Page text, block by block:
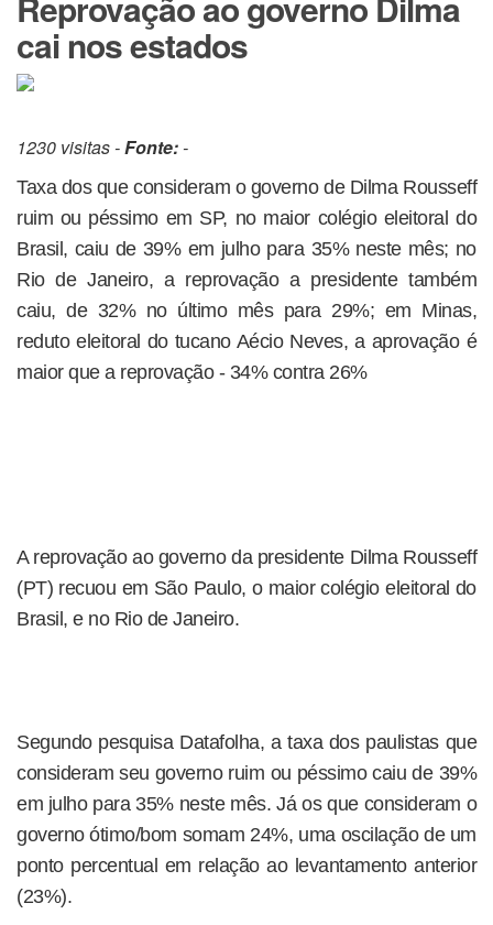
cai nos estados
1230 visitas -Fonte:-
Taxa dos que consideram o governo de Dilma Rousseff
ruim ou péssimo em SP, no maior colégio eleitoral do
Brasil, caiu de 39% em julho para 35% neste mês; no
Rio de Janeiro, a reprovação a presidente também
caiu, de 32% no último mês para 29%; em Minas,
reduto eleitoral do tucano Aécio Neves, a aprovação é
maior que a reprovação - 34% contra 26%
A reprovação ao governo da presidente Dilma Rousseff
(PT) recuou em São Paulo, o maior colégio eleitoral do
Brasil, e no Rio de Janeiro.
Segundo pesquisa Datafolha, a taxa dos paulistas que
consideram seu governo ruim ou péssimo caiu de 39%
em julho para 35% neste mês. Já os que consideram o
governo ótimo/bom somam 24%, uma oscilação de um
ponto percentual em relação ao levantamento anterior
(23%).